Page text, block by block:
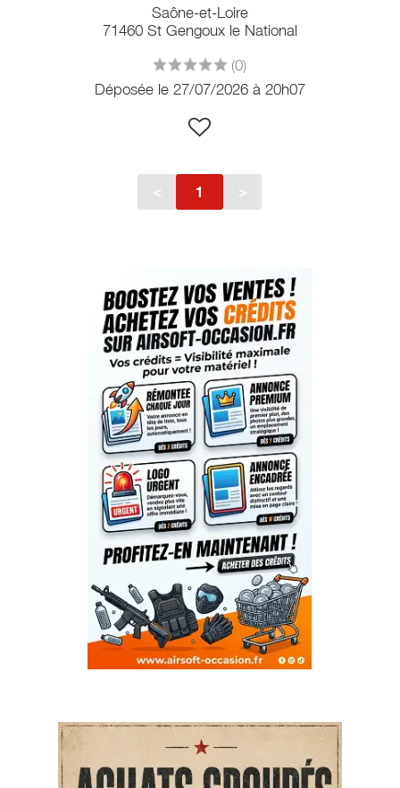
Saône-et-Loire
71460 St Gengoux le National
(0)
Déposée le 27/07/2026 à 20h07
< 1 >